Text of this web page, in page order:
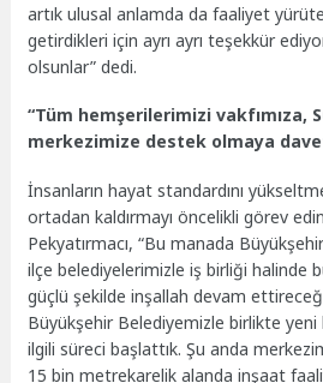
artık ulusal anlamda da faaliyet
getirdikleri için ayrı ayrı teşekkür
olsunlar” dedi.
“Tüm hemşerilerimizi vakfımıza,
merkezimize destek olmaya
İnsanların hayat standardını
ortadan kaldırmayı öncelikli görev
Pekyatırmacı, “Bu manada
ilçe belediyelerimizle iş birliği halinde
güçlü şekilde inşallah devam
Büyükşehir Belediyemizle birlikte yeni
ilgili süreci başlattık. Şu anda
15 bin metrekarelik alanda inşaat